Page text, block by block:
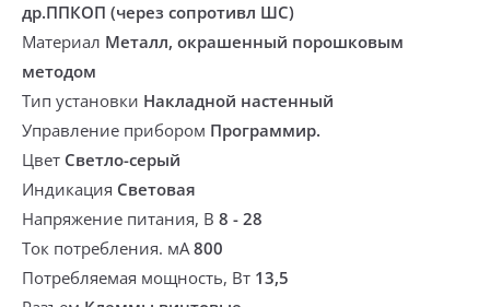
др.ППКОП (через сопротивл ШС)
Материал Металл, окрашенный порошковым
методом
Тип установки Накладной настенный
Управление прибором Программир.
Цвет Светло-серый
Индикация Световая
Напряжение питания, В 8 - 28
Ток потребления. мА800
Потребляемая мощность, Вт 13,5